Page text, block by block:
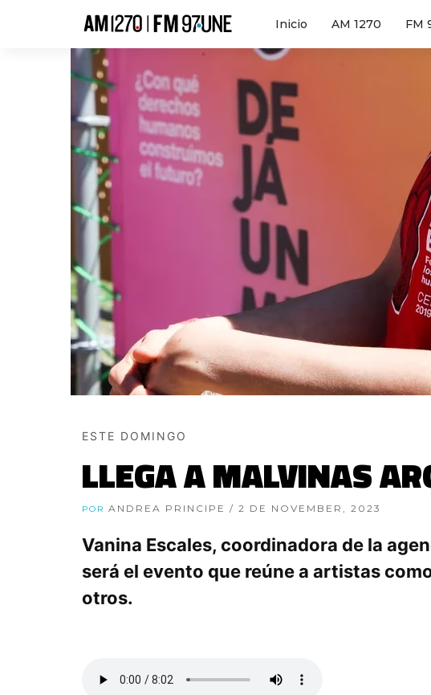
Inicio AM 1270 FM
ESTE DOMINGO
LLEGA A MALVINAS
POR ANDREA PRINCIPE / 2 DE NOVEMBER, 2023
Vanina Escales, coordinadora de la
será el evento que reúne a artistas
otros.